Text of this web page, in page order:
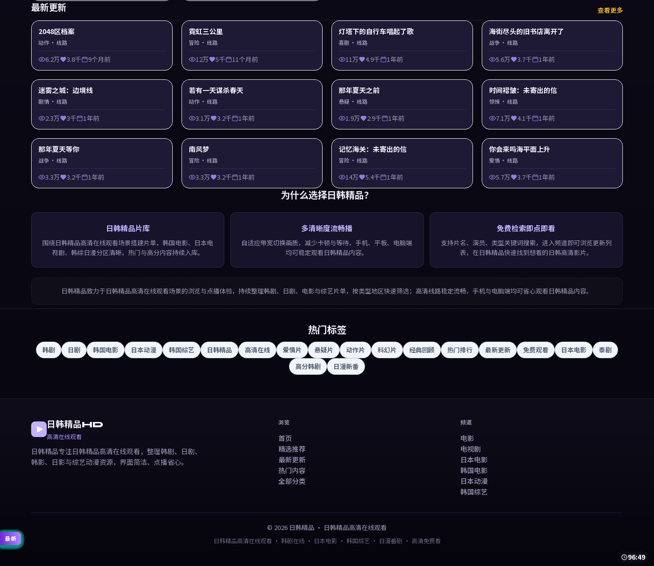
精选
81:54
精选
99:12
精选
50:13
精选
78:21
精选
99:59
精选
99:48
精选
99:40
精选
45:38
精选
99:29
精选
40:23
精选
41:03
精选
48:12
热门
50:13
热门
78:21
热门
99:59
热门
99:48
热门
99:40
热门
45:38
热门
99:29
热门
40:23
热门
41:03
热门
48:12
最新更新 查看更多
最新
99:06
2048区档案
动作 · 线路
6.2万 3.8千 9个月前
最新
99:08
霓虹三公里
冒险· 线路
12万 5千 11个月前
最新
46:20
灯塔下的自行车唱起了歌
喜剧 · 线路
11万 4.9千 1年前
最新
99:30
海街尽头的旧书店离开了
战争· 线路
5.6万 3.7千 1年前
最新
95:15
迷雾之城：边境线
剧情 · 线路
2.3万 3千 1年前
最新
98:29
若有一天谋杀春天
动作· 线路
3.1万 3.2千 1年前
最新
48:53
那年夏天之前
悬疑 · 线路
1.9万 2.9千 1年前
最新
99:05
时间褶皱：未寄出的信
惊悚· 线路
7.1万 4.1千 1年前
最新
97:33
那年夏天等你
战争 · 线路
3.3万 3.2千 1年前
最新
46:24
南风梦
冒险· 线路
3.3万 3.2千 1年前
最新
99:45
记忆海关：未寄出的信
冒险 · 线路
14万 5.4千 1年前
最新
96:49
你会来吗海平面上升
爱情· 线路
5.7万 3.7千 1年前
为什么选择 日韩精品？
日韩精品片库
围绕日韩精品高清在线观看场景搭建片单，韩国电影、日本电
视剧、韩综日漫分区清晰，热门与高分内容持续入库。
多清晰度流畅播
自适应带宽切换画质，减少卡顿与等待，手机、平板、电脑端
均可稳定观看日韩精品内容。
免费检索即点即看
支持片名、演员、类型关键词搜索，进入频道即可浏览更新列
表，在日韩精品快速找到想看的日韩高清影片。
日韩精品致力于日韩精品高清在线观看场景的浏览与点播体验，持续整理韩剧、日剧、电影与综艺片单，按类型地区快速筛选；高清线路稳定流畅，手机与电脑端均可省心观看日韩精品内容。
热门标签
韩剧 日剧 韩国电影 日本动漫 韩国综艺 日韩精品 高清在线 爱情片 悬疑片 动作片 科幻片 经典回顾 热门排行 最新更新 免费观看 日本电影
泰剧
高分韩剧
日漫新番
日韩精品HD
高清在线观看
日韩精品专注日韩精品高清在线观看，整理韩剧、日剧、
韩影、日影与综艺动漫资源，界面简洁、点播省心。
浏览
首页
精选推荐
最新更新
热门内容
全部分类
频道
电影
电视剧
日本电影
韩国电影
日本动漫
韩国综艺
© 2026 日韩精品 · 日韩精品高清在线观看
日韩精品高清在线观看 · 韩剧在线 · 日本电影 · 韩国综艺 · 日漫番剧 · 高清免费看